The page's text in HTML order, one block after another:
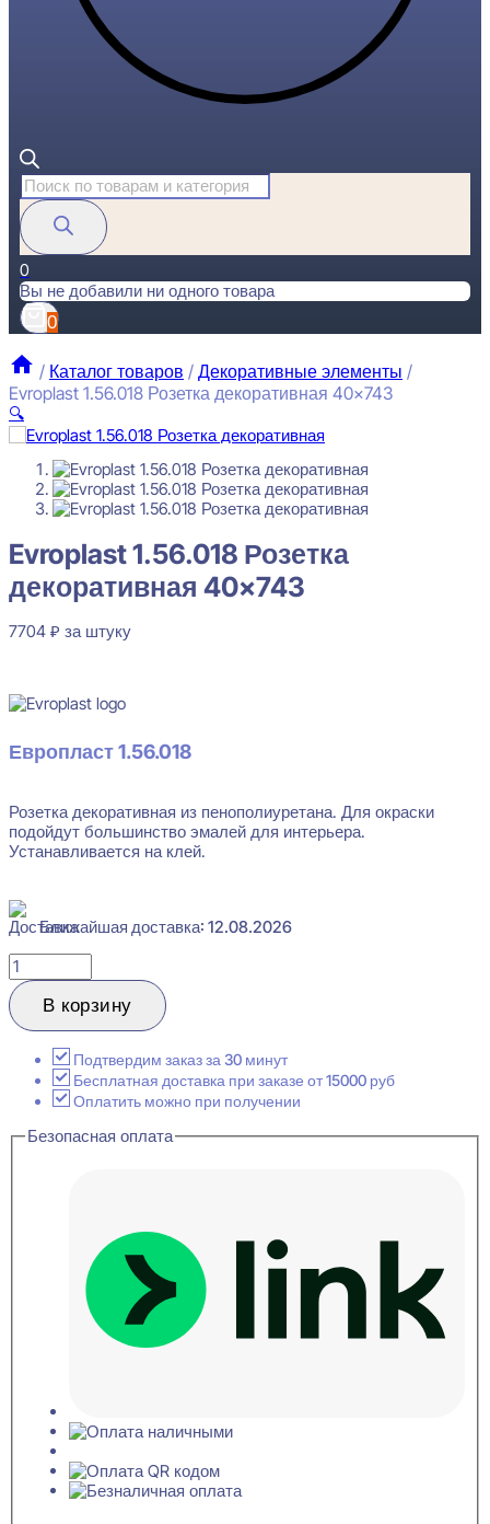
Поиск
товаров
0
Вы не добавили ни одного товара
0
/ Каталог товаров / Декоративные элементы /
Evroplast 1.56.018 Розетка декоративная 40×743
🔍
Evroplast 1.56.018 Розетка декоративная 40x743
7704₽ за штуку
Evroplast 1.56.018 Розетка
декоративная 40×743
7704 ₽ за штуку
Европласт 1.56.018
Розетка декоративная из пенополиуретана. Для окраски
подойдут большинство эмалей для интерьера.
Устанавливается на клей.
Ближайшая доставка: 12.08.2026
Количество
товара
Evroplast
1.56.018
декоративная
40x743
В корзину
Подтвердим заказ за 30 минут
Бесплатная доставка при заказе от 15000 руб
Оплатить можно при получении
Безопасная оплата